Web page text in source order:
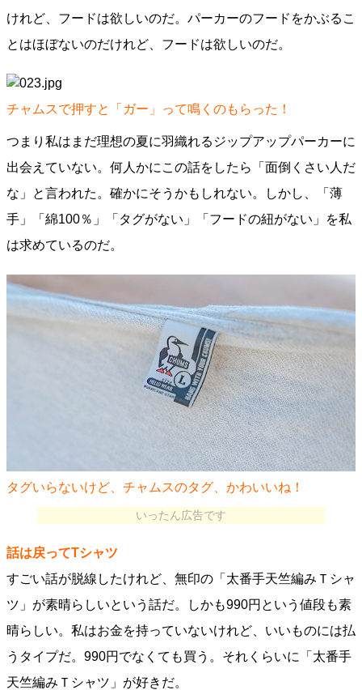
けれど、フードは欲しいのだ。パーカーのフードをかぶるこ
とはほぼないのだけれど、フードは欲しいのだ。
チャムスで押すと「ガー」って鳴くのもらった！
つまり私はまだ理想の夏に羽織れるジップアップパーカーに
出会えていない。何人かにこの話をしたら「面倒くさい人だ
な」と言われた。確かにそうかもしれない。しかし、「薄
手」「綿100％」「タグがない」「フードの紐がない」を私
は求めているのだ。
タグいらないけど、チャムスのタグ、かわいいね！
いったん広告です
話は戻ってTシャツ
すごい話が脱線したけれど、無印の「太番手天竺編みＴシャ
ツ」が素晴らしいという話だ。しかも990円という値段も素
晴らしい。私はお金を持っていないけれど、いいものには払
うタイプだ。990円でなくても買う。それくらいに「太番手
天竺編みＴシャツ」が好きだ。